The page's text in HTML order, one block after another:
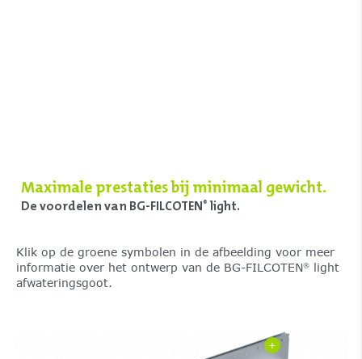
Maximale prestaties bij minimaal gewicht.
De voordelen van BG-FILCOTEN® light.
Klik op de groene symbolen in de afbeelding voor meer
informatie over het ontwerp van de BG-FILCOTEN® light
afwateringsgoot.
+